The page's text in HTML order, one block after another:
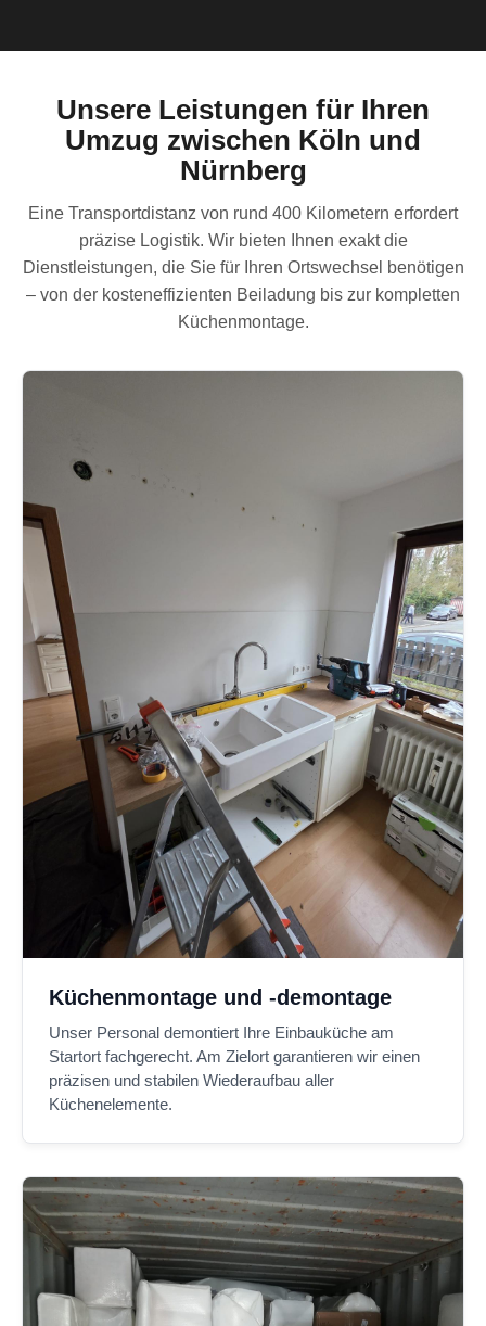
Unsere Leistungen für Ihren
Umzug zwischen Köln und
Nürnberg
Eine Transportdistanz von rund 400 Kilometern erfordert
präzise Logistik. Wir bieten Ihnen exakt die
Dienstleistungen, die Sie für Ihren Ortswechsel benötigen
– von der kosteneffizienten Beiladung bis zur kompletten
Küchenmontage.
Küchenmontage und -demontage
Unser Personal demontiert Ihre Einbauküche am
Startort fachgerecht. Am Zielort garantieren wir einen
präzisen und stabilen Wiederaufbau aller
Küchenelemente.